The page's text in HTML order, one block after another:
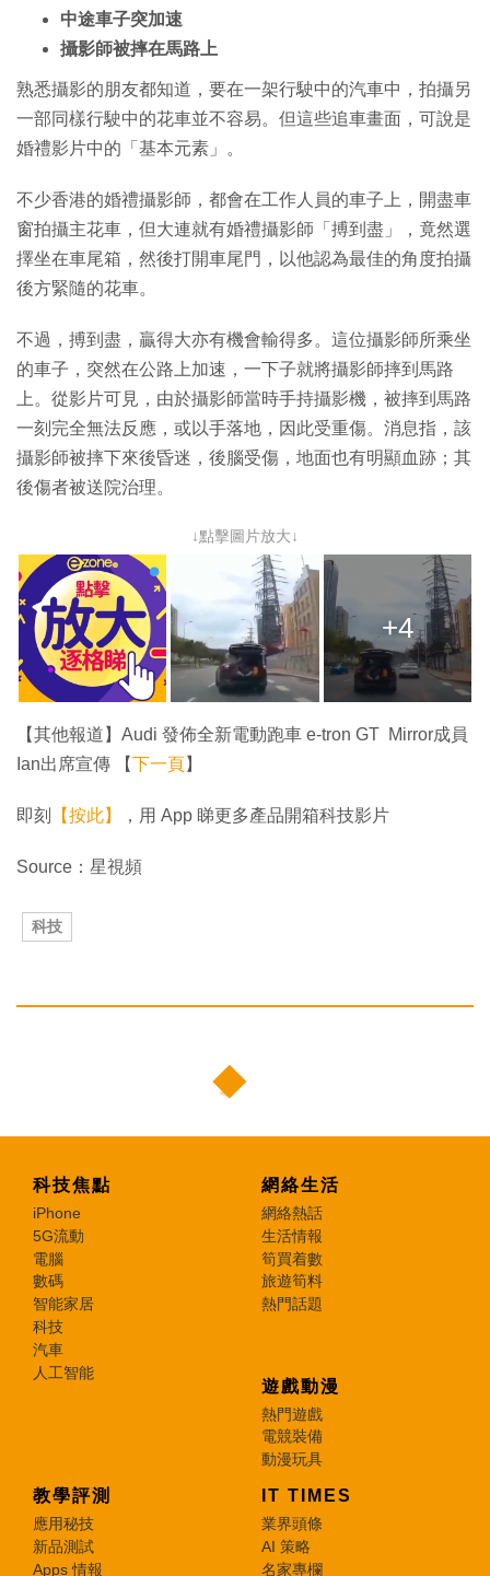
中途車子突加速
攝影師被摔在馬路上
熟悉攝影的朋友都知道，要在一架行駛中的汽車中，拍攝另
一部同樣行駛中的花車並不容易。但這些追車畫面，可說是
婚禮影片中的「基本元素」。
不少香港的婚禮攝影師，都會在工作人員的車子上，開盡車
窗拍攝主花車，但大連就有婚禮攝影師「搏到盡」，竟然選
擇坐在車尾箱，然後打開車尾門，以他認為最佳的角度拍攝
後方緊隨的花車。
不過，搏到盡，贏得大亦有機會輸得多。這位攝影師所乘坐
的車子，突然在公路上加速，一下子就將攝影師摔到馬路
上。從影片可見，由於攝影師當時手持攝影機，被摔到馬路
一刻完全無法反應，或以手落地，因此受重傷。消息指，該
攝影師被摔下來後昏迷，後腦受傷，地面也有明顯血跡；其
後傷者被送院治理。
↓點擊圖片放大↓
+4
【其他報道】Audi 發佈全新電動跑車 e-tron GT Mirror成員
Ian出席宣傳 【下一頁】
即刻 【按此】 ，用 App 睇更多產品開箱科技影片
Source：星視頻
科技
科技焦點
iPhone
5G流動
電腦
數碼
智能家居
科技
汽車
人工智能
網絡生活
網絡熱話
生活情報
筍買着數
旅遊筍料
熱門話題
遊戲動漫
熱門遊戲
電競裝備
動漫玩具
教學評測
應用秘技
新品測試
Apps 情報
IT TIMES
業界頭條
AI 策略
名家專欄